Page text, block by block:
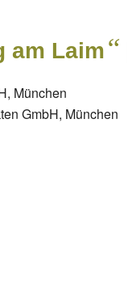
am Laim“
München
GmbH, München